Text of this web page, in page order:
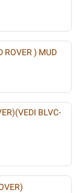
ROVER ) MUD
BLVC-